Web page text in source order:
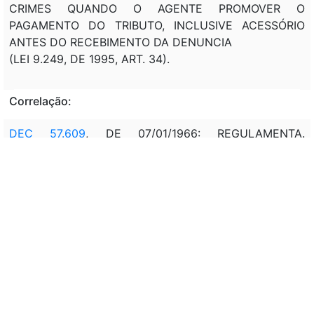
CRIMES QUANDO O AGENTE PROMOVER O
PAGAMENTO DO TRIBUTO, INCLUSIVE ACESSÓRIO
ANTES DO RECEBIMENTO DA DENUNCIA
(LEI 9.249, DE 1995, ART. 34).
Correlação:
DEC 57.609, DE 07/01/1966: REGULAMENTA.